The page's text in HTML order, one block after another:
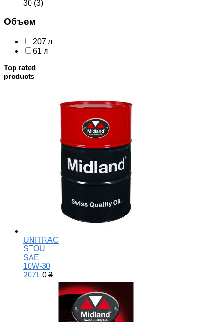
30 (3)
Объем
207 л
61 л
Top rated
products
UNITRAC
STOU
SAE
10W-30
207L 0 ₴